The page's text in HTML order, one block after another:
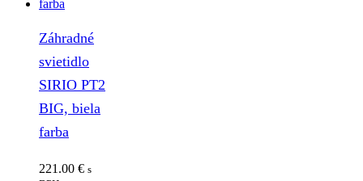
Záhradné
svietidlo
SIRIO PT2
BIG, biela
farba
221.00 € s